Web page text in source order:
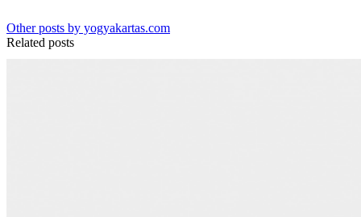
Other posts by yogyakartas.com
Related posts